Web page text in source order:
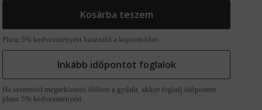
Kosárba teszem
Plusz 5% kedvezményért használd a kuponkódot.
Inkább időpontot foglalok
Ha szeretnéd megtekinteni élőben a gyűrűt, akkor foglalj időpontot
plusz 5% kedvezményért.